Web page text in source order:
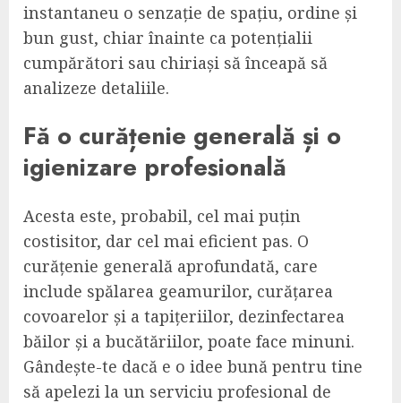
instantaneu o senzație de spațiu, ordine și
bun gust, chiar înainte ca potențialii
cumpărători sau chiriași să înceapă să
analizeze detaliile.
Fă o curățenie generală și o
igienizare profesională
Acesta este, probabil, cel mai puțin
costisitor, dar cel mai eficient pas. O
curățenie generală aprofundată, care
include spălarea geamurilor, curățarea
covoarelor și a tapițeriilor, dezinfectarea
băilor și a bucătăriilor, poate face minuni.
Gândește-te dacă e o idee bună pentru tine
să apelezi la un serviciu profesional de